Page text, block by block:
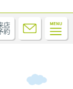
店
約